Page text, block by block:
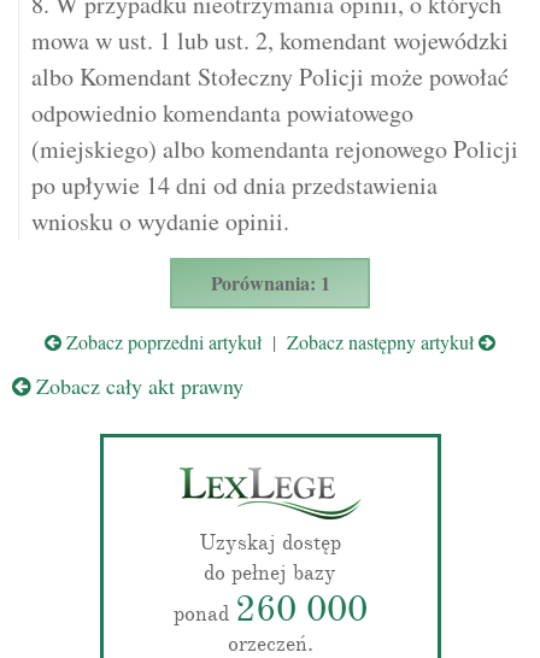
mowa w ust. 1 lub ust. 2, komendant wojewódzki
albo Komendant Stołeczny Policji może powołać
odpowiednio komendanta powiatowego
(miejskiego) albo komendanta rejonowego Policji
po upływie 14 dni od dnia przedstawienia
wniosku o wydanie opinii.
Porównania: 1
Zobacz poprzedni artykuł | Zobacz następny artykuł
Zobacz cały akt prawny
Uzyskaj dostęp
do pełnej bazy
ponad 260 000
orzeczeń.